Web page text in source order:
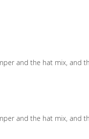
and the hat mix, and
and the hat mix, and